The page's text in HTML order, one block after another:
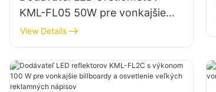
KML-FL05 50W pre vonkajšie
fasády budov a osvetlenie
otvorených priestorov
View Details